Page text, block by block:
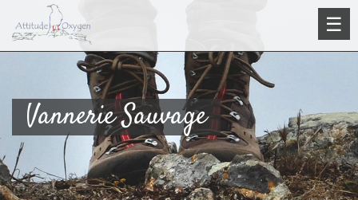
contenu
☰
Vannerie Sauvage